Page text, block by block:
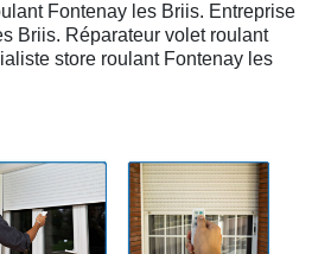
Fontenay les Briis. Entreprise
Briis. Réparateur volet roulant
store roulant Fontenay les